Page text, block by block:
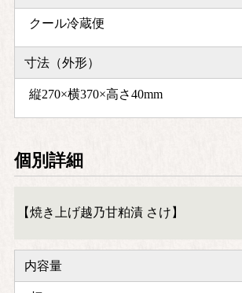
クール冷蔵便
寸法（外形）
縦270×横370×高さ40mm
個別詳細
【焼き上げ越乃甘粕漬 さけ】
内容量